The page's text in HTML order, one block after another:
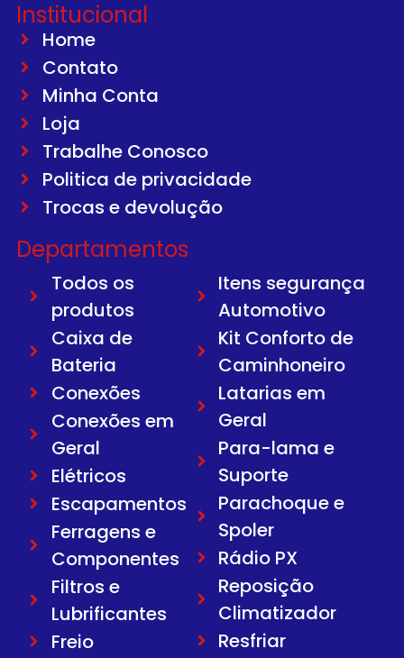
Institucional
Home
Contato
Minha Conta
Loja
Trabalhe Conosco
Politica de privacidade
Trocas e devolução
Departamentos
Todos os
produtos
Caixa de
Bateria
Conexões
Conexões em
Geral
Elétricos
Escapamentos
Ferragens e
Componentes
Filtros e
Lubrificantes
Freio
Itens segurança
Automotivo
Kit Conforto de
Caminhoneiro
Latarias em
Geral
Para-lama e
Suporte
Parachoque e
Spoler
Rádio PX
Reposição
Climatizador
Resfriar